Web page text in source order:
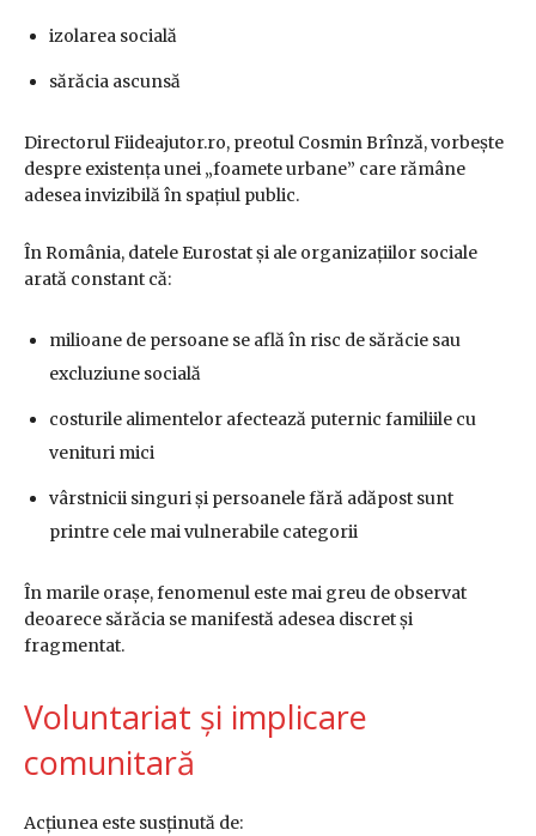
izolarea socială
sărăcia ascunsă
Directorul Fiideajutor.ro, preotul Cosmin Brînză, vorbește
despre existența unei „foamete urbane” care rămâne
adesea invizibilă în spațiul public.
În România, datele Eurostat și ale organizațiilor sociale
arată constant că:
milioane de persoane se află în risc de sărăcie sau
excluziune socială
costurile alimentelor afectează puternic familiile cu
venituri mici
vârstnicii singuri și persoanele fără adăpost sunt
printre cele mai vulnerabile categorii
În marile orașe, fenomenul este mai greu de observat
deoarece sărăcia se manifestă adesea discret și
fragmentat.
Voluntariat și implicare
comunitară
Acțiunea este susținută de: